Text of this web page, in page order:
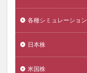
各種シミュレーション
日本株
米国株